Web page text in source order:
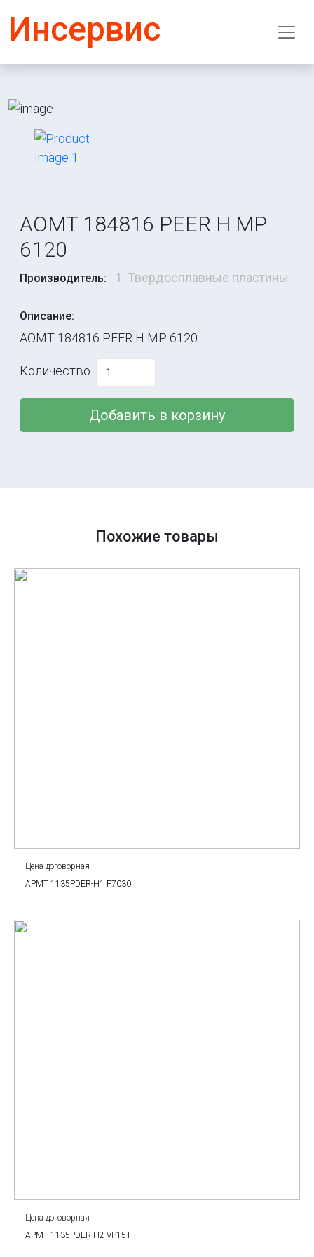
Инсервис
AOMT 184816 PEER H MP
6120
Производитель: 1. Твердосплавные пластины
Описание:
AOMT 184816 PEER H MP 6120
Количество
Добавить в корзину
Похожие товары
Цена договорная
APMT 1135PDER-H1 F7030
Цена договорная
APMT 1135PDER-H2 VP15TF